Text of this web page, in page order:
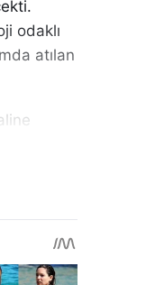
odaklı
atılan
ikinci